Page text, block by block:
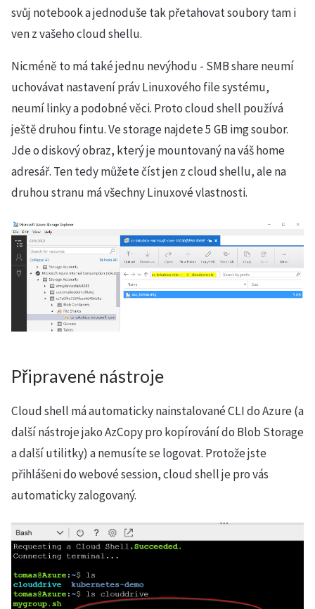
svůj notebook a jednoduše tak přetahovat soubory tam i
ven z vašeho cloud shellu.
Nicméně to má také jednu nevýhodu - SMB share neumí
uchovávat nastavení práv Linuxového file systému,
neumí linky a podobné věci. Proto cloud shell používá
ještě druhou fintu. Ve storage najdete 5 GB img soubor.
Jde o diskový obraz, který je mountovaný na váš home
adresář. Ten tedy můžete číst jen z cloud shellu, ale na
druhou stranu má všechny Linuxové vlastnosti.
Připravené nástroje
Cloud shell má automaticky nainstalované CLI do Azure (a
další nástroje jako AzCopy pro kopírování do Blob Storage
a další utilitky) a nemusíte se logovat. Protože jste
přihlášeni do webové session, cloud shell je pro vás
automaticky zalogovaný.